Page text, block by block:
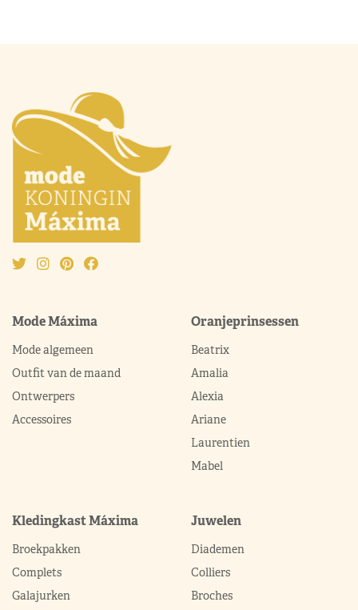
Mode Máxima
Mode algemeen
Outfit van de maand
Ontwerpers
Accessoires
Oranjeprinsessen
Beatrix
Amalia
Alexia
Ariane
Laurentien
Mabel
Kledingkast Máxima
Broekpakken
Complets
Galajurken
Juwelen
Diademen
Colliers
Broches